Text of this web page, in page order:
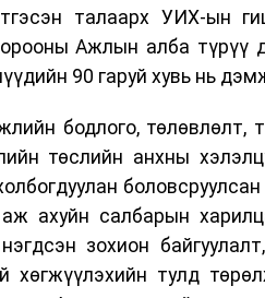
талаарх УИХ-ын
Ажлын алба түрүү
90 гаруй хувь нь
бодлого, төлөвлөлт,
төслийн анхны
ахуйн салбарын
зохион
хөгжүүлэхийн тулд